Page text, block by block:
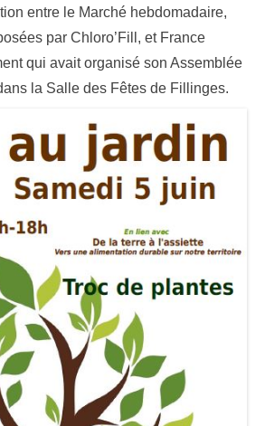
entre le Marché hebdomadaire,
par Chloro’Fill, et France
qui avait organisé son Assemblée
la Salle des Fêtes de Fillinges.